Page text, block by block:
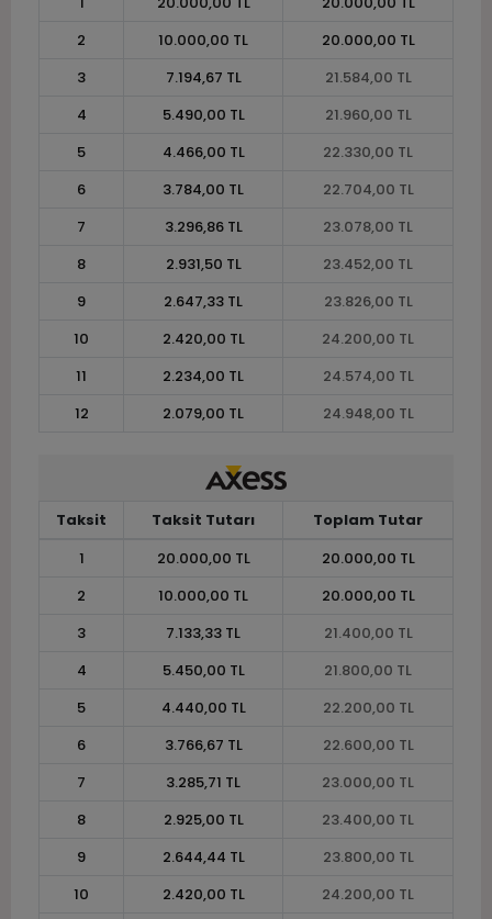
2
10.000,00 TL
20.000,00 TL
3
7.194,67 TL
21.584,00 TL
4
5.490,00 TL
21.960,00 TL
5
4.466,00 TL
22.330,00 TL
6
3.784,00 TL
22.704,00 TL
7
3.296,86 TL
23.078,00 TL
8
2.931,50 TL
23.452,00 TL
9
2.647,33 TL
23.826,00 TL
10
2.420,00 TL
24.200,00 TL
11
2.234,00 TL
24.574,00 TL
12
2.079,00 TL 24.948,00 TL
Taksit Taksit Tutarı
Toplam Tutar
1
20.000,00 TL
20.000,00 TL
2
10.000,00 TL
20.000,00 TL
3
7.133,33 TL
21.400,00 TL
4
5.450,00 TL
21.800,00 TL
5
4.440,00 TL
22.200,00 TL
6
3.766,67 TL
22.600,00 TL
7
3.285,71 TL
23.000,00 TL
8
2.925,00 TL
23.400,00 TL
9
2.644,44 TL
23.800,00 TL
10
2.420,00 TL
24.200,00 TL